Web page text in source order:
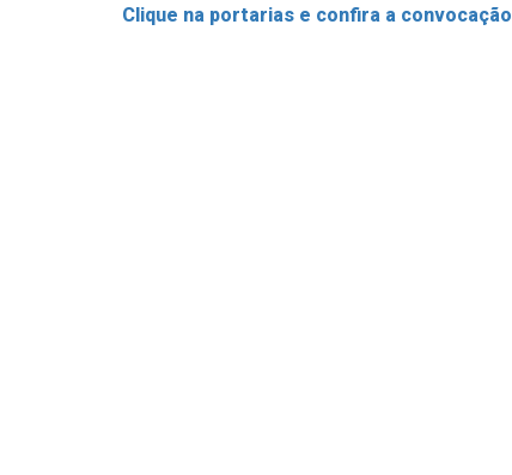
Clique na portarias e confira a convocação